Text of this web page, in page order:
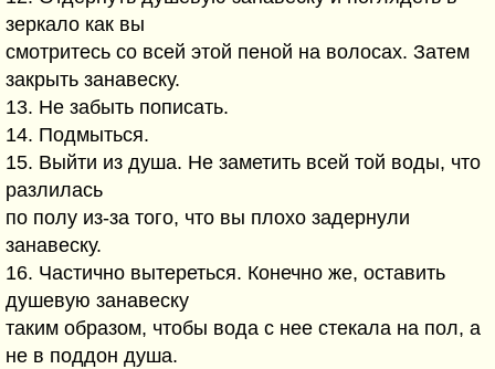
зеркало как вы
смотритесь со всей этой пеной на волосах. Затем
закрыть занавеску.
13. Не забыть пописать.
14. Подмыться.
15. Выйти из душа. Не заметить всей той воды, что
разлилась
по полу из-за того, что вы плохо задернули
занавеску.
16. Частично вытереться. Конечно же, оставить
душевую занавеску
таким образом, чтобы вода с нее стекала на пол, а
не в поддон душа.